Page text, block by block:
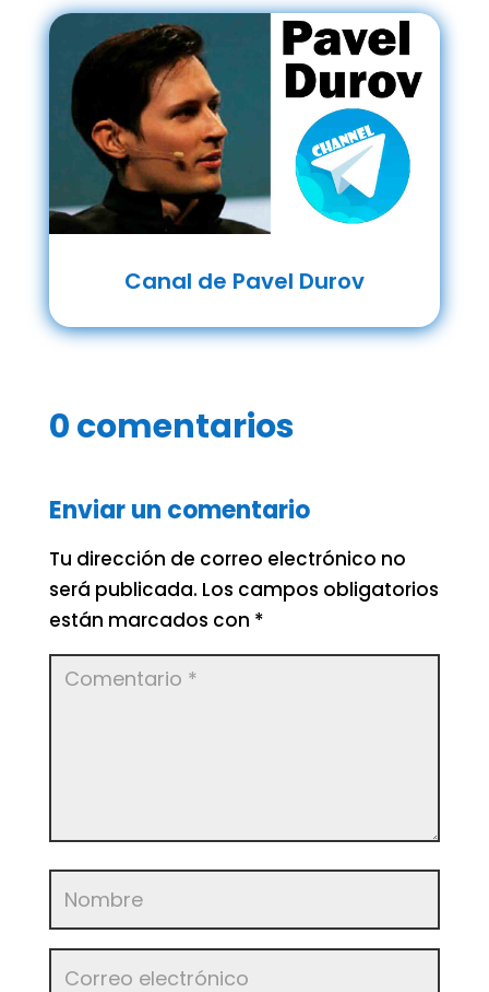
Canal de Pavel Durov
0 comentarios
Enviar un comentario
Tu dirección de correo electrónico no
será publicada. Los campos obligatorios
están marcados con *